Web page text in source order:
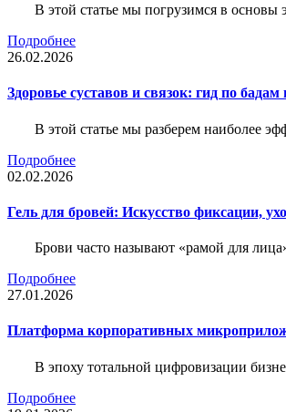
В этой статье мы погрузимся в
Подробнее
26.02.2026
Здоровье суставов и связок: гид по
В этой статье мы разберем наиболее
Подробнее
02.02.2026
Гель для бровей: Искусство фиксации,
Брови часто называют «рамой для
Подробнее
27.01.2026
Платформа корпоративных
В эпоху тотальной цифровизации
Подробнее